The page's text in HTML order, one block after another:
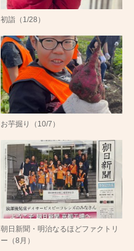
初詣（1/28）
お芋掘り（10/7）
朝日新聞・明治なるほどファクトリ
ー（8月）